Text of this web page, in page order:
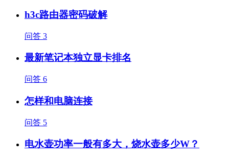
h3c路由器密码破解
问答 3
最新笔记本独立显卡排名
问答 6
怎样和电脑连接
问答 5
电水壶功率一般有多大，烧水壶多少W？